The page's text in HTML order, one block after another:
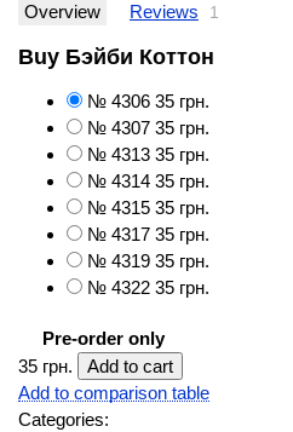
Overview Reviews 1
Buy Бэйби Коттон
№ 4306 35 грн.
№ 4307 35 грн.
№ 4313 35 грн.
№ 4314 35 грн.
№ 4315 35 грн.
№ 4317 35 грн.
№ 4319 35 грн.
№ 4322 35 грн.
Pre-order only
35 грн.
Add to comparison table
Categories: